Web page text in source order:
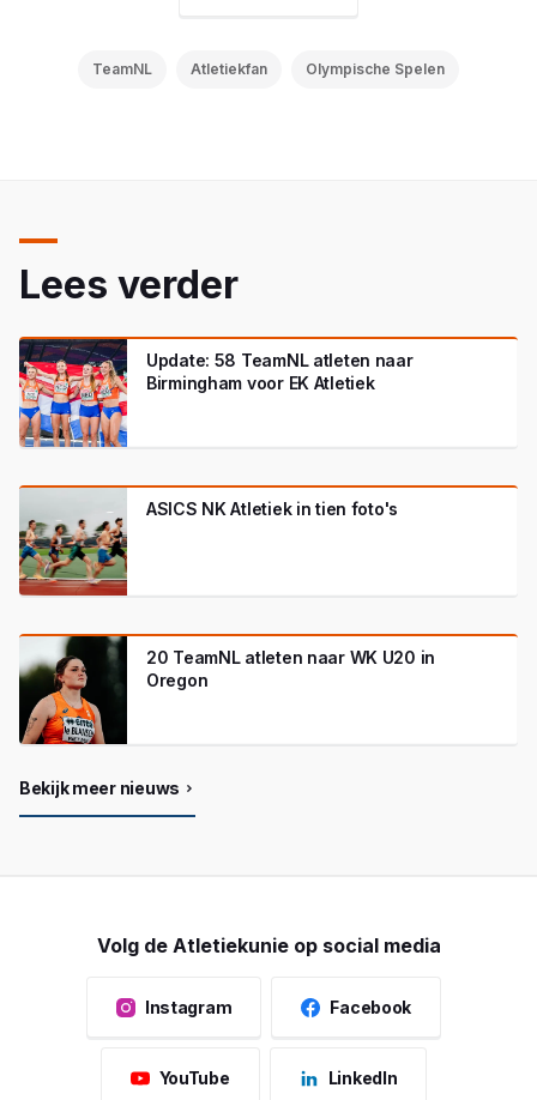
TeamNL Atletiekfan Olympische Spelen
Lees verder
Update: 58 TeamNL atleten naar
Birmingham voor EK Atletiek
ASICS NK Atletiek in tien foto's
20 TeamNL atleten naar WK U20 in
Oregon
Bekijk meer nieuws
Volg de Atletiekunie op social media
Instagram Facebook
YouTube LinkedIn